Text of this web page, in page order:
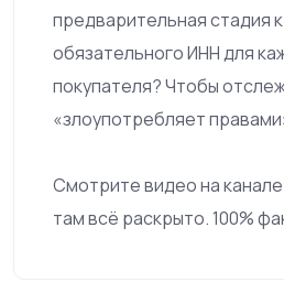
предварительная стадия
обязательного ИНН для
покупателя? Чтобы
«злоупотребляет
Смотрите видео на
там всё раскрыто. 100%